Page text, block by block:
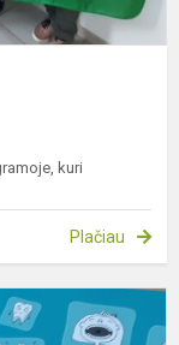
kuri
Plačiau